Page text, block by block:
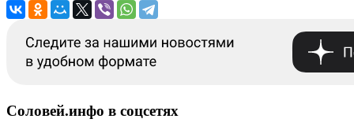
Соловей.инфо в соцсетях